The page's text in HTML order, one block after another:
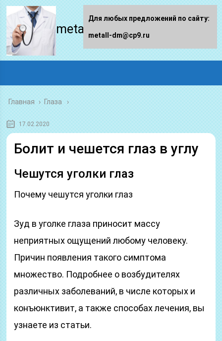
metall-dm.ru
Главная › Глаза
17.02.2020
Болит и чешется глаз в углу
Чешутся уголки глаз
Почему чешутся уголки глаз
Зуд в уголке глаза приносит массу
неприятных ощущений любому человеку.
Причин появления такого симптома
множество. Подробнее о возбудителях
различных заболеваний, в числе которых и
конъюнктивит, а также способах лечения, вы
узнаете из статьи.
Для любых предложений по сайту:
metall-dm@cp9.ru